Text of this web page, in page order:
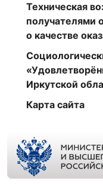
Техническая
получателями
о качестве
Иркутской
Карта сайта